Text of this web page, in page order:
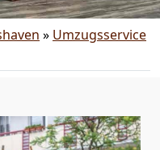
» Umzugsservice